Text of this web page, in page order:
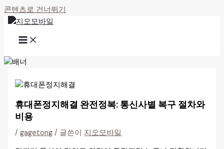
콘텐츠로 건너뛰기
휴대폰정지해결 완전정복: 통신사별 복구 절차와
비용
/gagetong / 글쓴이 지오모바일